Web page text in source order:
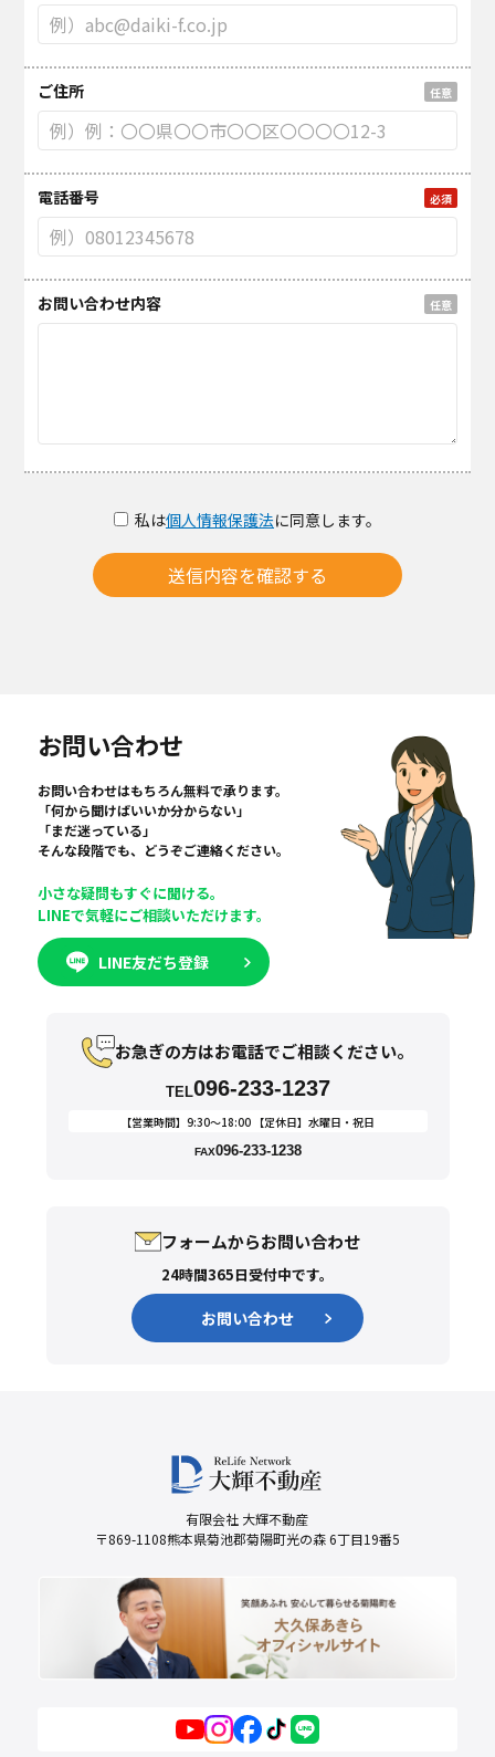
ご住所 任意
電話番号 必須
お問い合わせ内容 任意
私は個人情報保護法に同意します。
送信内容を確認する
お問い合わせ
お問い合わせはもちろん無料で承ります。
「何から聞けばいいか分からない」
「まだ迷っている」
そんな段階でも、どうぞご連絡ください。
小さな疑問もすぐに聞ける。
LINEで気軽にご相談いただけます。
LINE友だち登録
お急ぎの方はお電話でご相談ください。
TEL096-233-1237
【営業時間】9:30〜18:00 【定休日】水曜日・祝日
FAX096-233-1238
フォームからお問い合わせ
24時間365日受付中です。
お問い合わせ
有限会社 大輝不動産
〒869-1108熊本県菊池郡菊陽町光の森 6丁目19番5